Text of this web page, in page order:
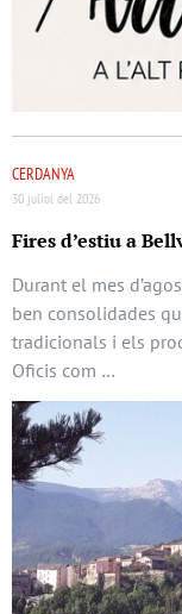
CERDANYA
30 juliol del 2026
Fires d’estiu a
Durant el mes
ben consolidades
tradicionals i els
Oficis com …